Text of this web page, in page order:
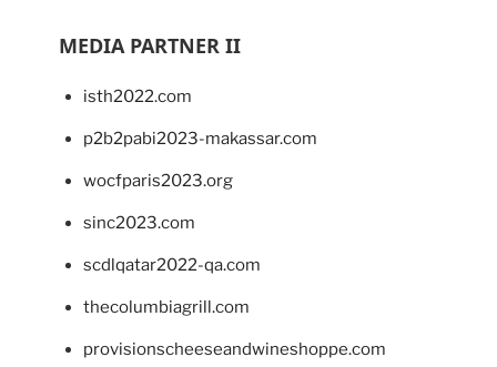
MEDIA PARTNER II
isth2022.com
p2b2pabi2023-makassar.com
wocfparis2023.org
sinc2023.com
scdlqatar2022-qa.com
thecolumbiagrill.com
provisionscheeseandwineshoppe.com